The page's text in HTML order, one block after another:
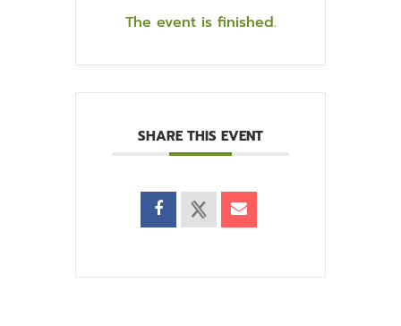
The event is finished.
SHARE THIS EVENT